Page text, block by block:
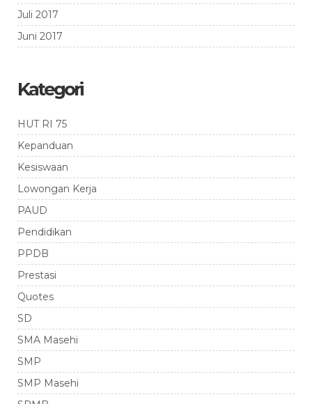
Juli 2017
Juni 2017
Kategori
HUT RI 75
Kepanduan
Kesiswaan
Lowongan Kerja
PAUD
Pendidikan
PPDB
Prestasi
Quotes
SD
SMA Masehi
SMP
SMP Masehi